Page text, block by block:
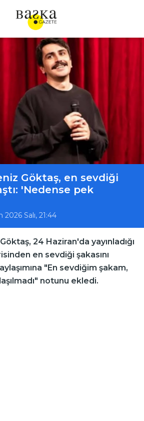
Göktaş, en sevdiği
'Nedense pek
2026 Salı, 21:44
24 Haziran'da yayınladığı
en sevdiği şakasını
"En sevdiğim şakam,
notunu ekledi.